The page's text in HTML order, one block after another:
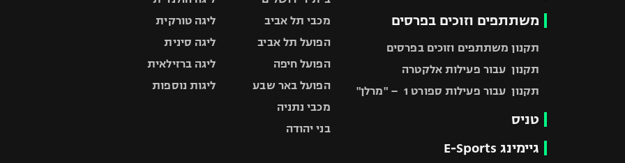
משתתפים וזוכים בפרסים
תקנון משתתפים וזוכים בפרסים
תקנון עבור פעילות אלקטרה
תקנון עבור פעילות ספורט 1 – "מרלן"
טניס
גיימינג E-Sports
מכבי תל אביב
הפועל תל אביב
הפועל חיפה
הפועל באר שבע
מכבי נתניה
בני יהודה
ליגה טורקית
ליגה סינית
ליגה ברזילאית
ליגות נוספות